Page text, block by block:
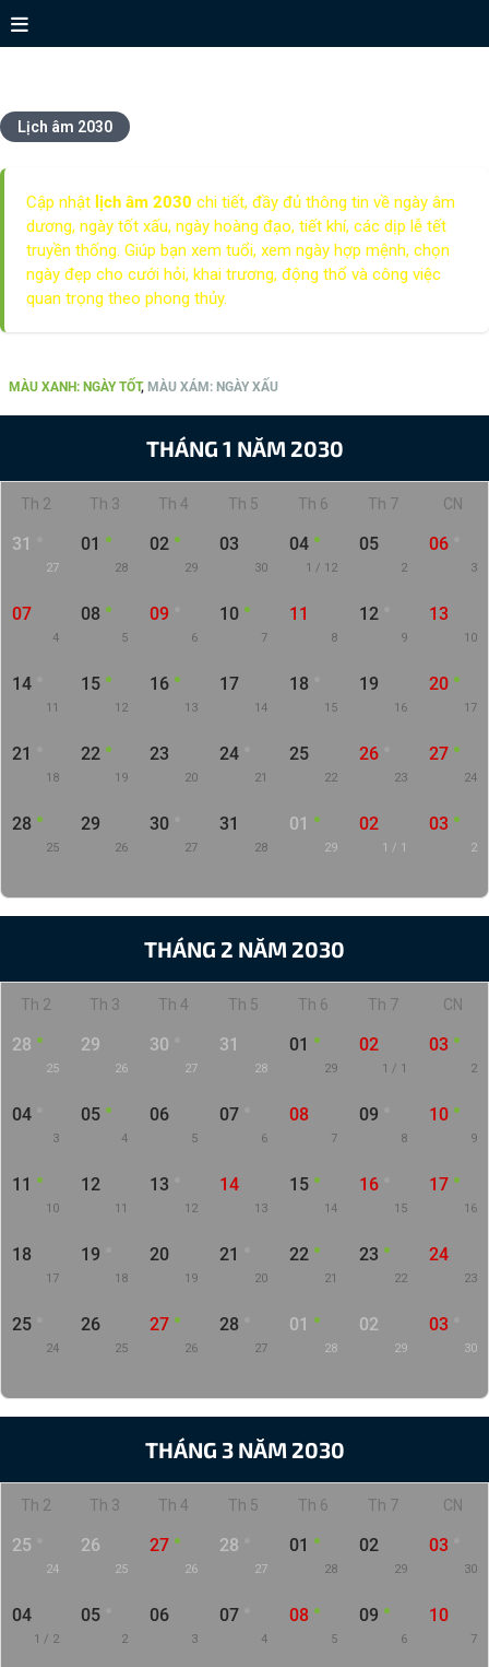
Lịch âm 2030
Cập nhật lịch âm 2030 chi tiết, đầy đủ thông tin về ngày âm
dương, ngày tốt xấu, ngày hoàng đạo, tiết khí, các dịp lễ tết
truyền thống. Giúp bạn xem tuổi, xem ngày hợp mệnh, chọn
ngày đẹp cho cưới hỏi, khai trương, động thổ và công việc
quan trọng theo phong thủy.
MÀU XANH: NGÀY TỐT, MÀU XÁM: NGÀY XẤU
THÁNG 1 NĂM 2030
Th 2 Th 3 Th 4 Th 5 Th 6 Th 7 CN
31
27
01
28
02
29
03
30
04
1 / 12
05
2
06
3
07
4
08
5
09
6
10
7
11
8
12
9
13
10
14
11
15
12
16
13
17
14
18
15
19
16
20
17
21
18
22
19
23
20
24
21
25
22
26
23
27
24
28
25
29
26
30
27
31
28
01
29
02
1 / 1
03
2
THÁNG 2 NĂM 2030
Th 2 Th 3 Th 4 Th 5 Th 6 Th 7 CN
28
25
29
26
30
27
31
28
01
29
02
1 / 1
03
2
04
3
05
4
06
5
07
6
08
7
09
8
10
9
11
10
12
11
13
12
14
13
15
14
16
15
17
16
18
17
19
18
20
19
21
20
22
21
23
22
24
23
25
24
26
25
27
26
28
27
01
28
02
29
03
30
THÁNG 3 NĂM 2030
Th 2 Th 3 Th 4 Th 5 Th 6 Th 7 CN
25
24
26
25
27
26
28
27
01
28
02
29
03
30
04
1 / 2
05
2
06
3
07
4
08
5
09
6
10
7